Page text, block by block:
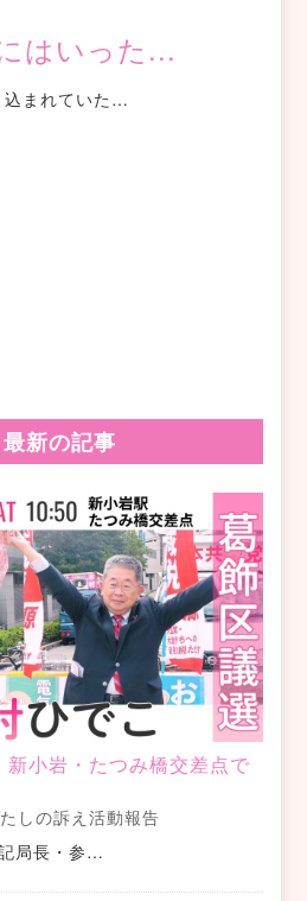
はいった...
込まれていた…
最新の記事
小岩・たつみ橋交差点で
しの訴え活動報告
局長・参…